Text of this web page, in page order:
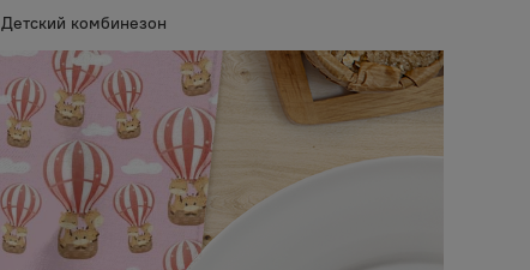
Детский комбинезон